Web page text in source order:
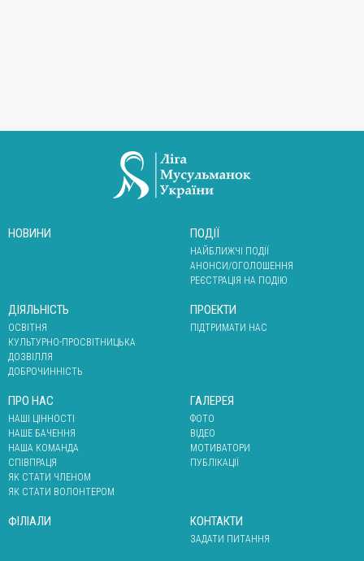
НОВИНИ ПОДІЇ
НАЙБЛИЖЧІ ПОДІЇ
АНОНСИ/ОГОЛОШЕННЯ
РЕЄСТРАЦІЯ НА ПОДІЮ
ДІЯЛЬНІСТЬ
ОСВІТНЯ
КУЛЬТУРНО-ПРОСВІТНИЦЬКА
ДОЗВІЛЛЯ
ДОБРОЧИННІСТЬ
ПРОЕКТИ
ПІДТРИМАТИ НАС
ПРО НАС
НАШІ ЦІННОСТІ
НАШЕ БАЧЕННЯ
НАША КОМАНДА
СПІВПРАЦЯ
ЯК СТАТИ ЧЛЕНОМ
ЯК СТАТИ ВОЛОНТЕРОМ
ГАЛЕРЕЯ
ФОТО
ВІДЕО
МОТИВАТОРИ
ПУБЛІКАЦІЇ
ФІЛІАЛИ КОНТАКТИ
ЗАДАТИ ПИТАННЯ